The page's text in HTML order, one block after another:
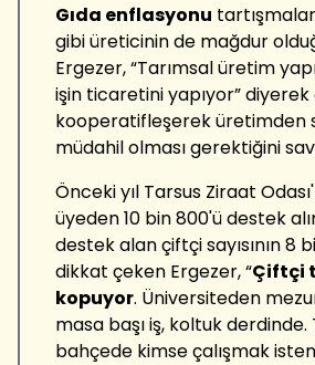
Gıda enflasyonu
gibi üreticinin de mağdur
Ergezer, “Tarımsal üretim
işin ticaretini yapıyor”
kooperatifleşerek üretimden
müdahil olması gerektiğini
Önceki yıl Tarsus Ziraat
üyeden 10 bin 800'ü destek
destek alan çiftçi sayısının 8
dikkat çeken Ergezer, “Çiftçi
kopuyor. Üniversiteden
masa başı iş, koltuk
bahçede kimse çalışmak